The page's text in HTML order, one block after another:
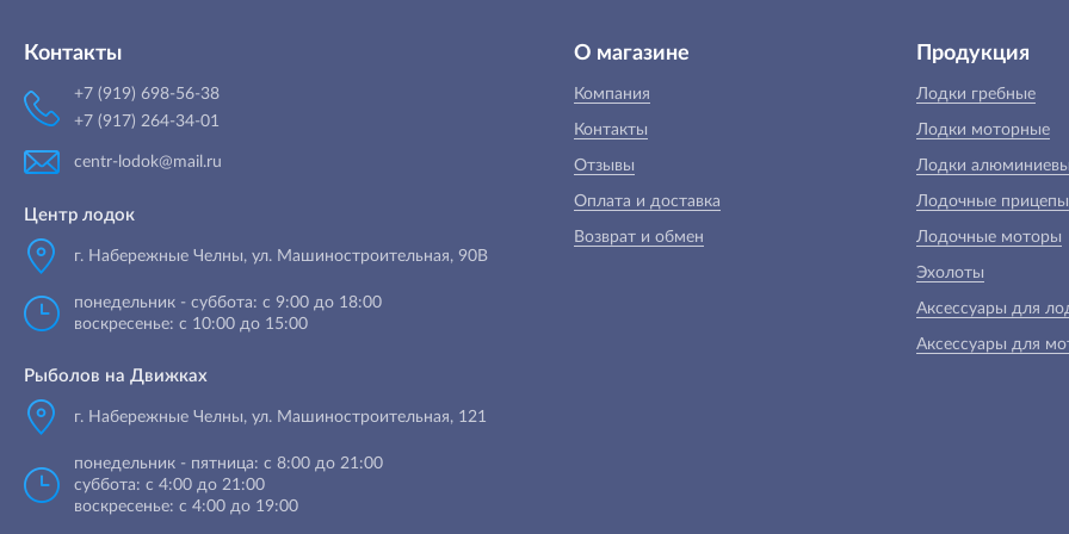
Контакты
+7 (919) 698-56-38
+7 (917) 264-34-01
centr-lodok@mail.ru
Центр лодок
г. Набережные Челны, ул. Машиностроительная, 90B
понедельник - суббота: с 9:00 до 18:00
воскресенье: с 10:00 до 15:00
Рыболов на Движках
г. Набережные Челны, ул. Машиностроительная, 121
понедельник - пятница: с 8:00 до 21:00
суббота: с 4:00 до 21:00
воскресенье: с 4:00 до 19:00
О магазине
Компания
Контакты
Отзывы
Оплата и доставка
Возврат и обмен
Продукция
Лодки гребные
Лодки моторные
Лодки
Лодочные прицепы
Лодочные моторы
Эхолоты
Аксессуары для
Аксессуары для